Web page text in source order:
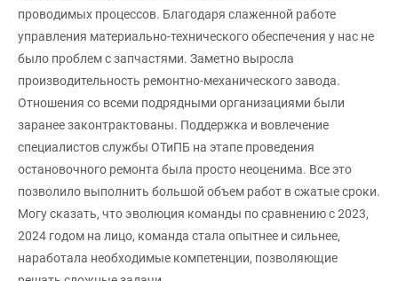
проводимых процессов. Благодаря слаженной работе
управления материально-технического обеспечения у нас не
было проблем с запчастями. Заметно выросла
производительность ремонтно-механического завода.
Отношения со всеми подрядными организациями были
заранее законтрактованы. Поддержка и вовлечение
специалистов службы ОТиПБ на этапе проведения
остановочного ремонта была просто неоценима. Все это
позволило выполнить большой объем работ в сжатые сроки.
Могу сказать, что эволюция команды по сравнению с 2023,
2024 годом на лицо, команда стала опытнее и сильнее,
наработала необходимые компетенции, позволяющие